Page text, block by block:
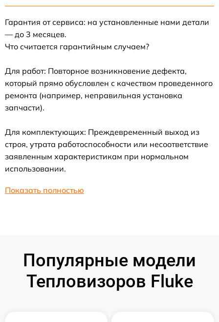
Гарантия от сервиса: на установленные нами детали
— до 3 месяцев.
Что считается гарантийным случаем?
Для работ: Повторное возникновение дефекта,
который прямо обусловлен с качеством проведенного
ремонта (например, неправильная установка
запчасти).
Для комплектующих: Преждевременный выход из
строя, утрата работоспособности или несоответствие
заявленным характеристикам при нормальном
использовании.
Показать полностью
Популярные модели
Тепловизоров Fluke